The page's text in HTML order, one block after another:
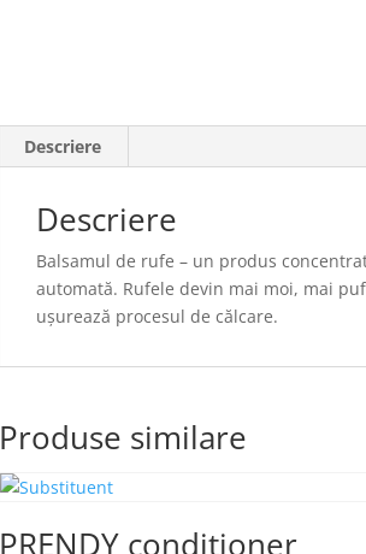
Descriere
Descriere
Balsamul de rufe – un produs
automată. Rufele devin mai moi, mai
ușurează procesul de călcare.
Produse similare
PRENDY condiționer